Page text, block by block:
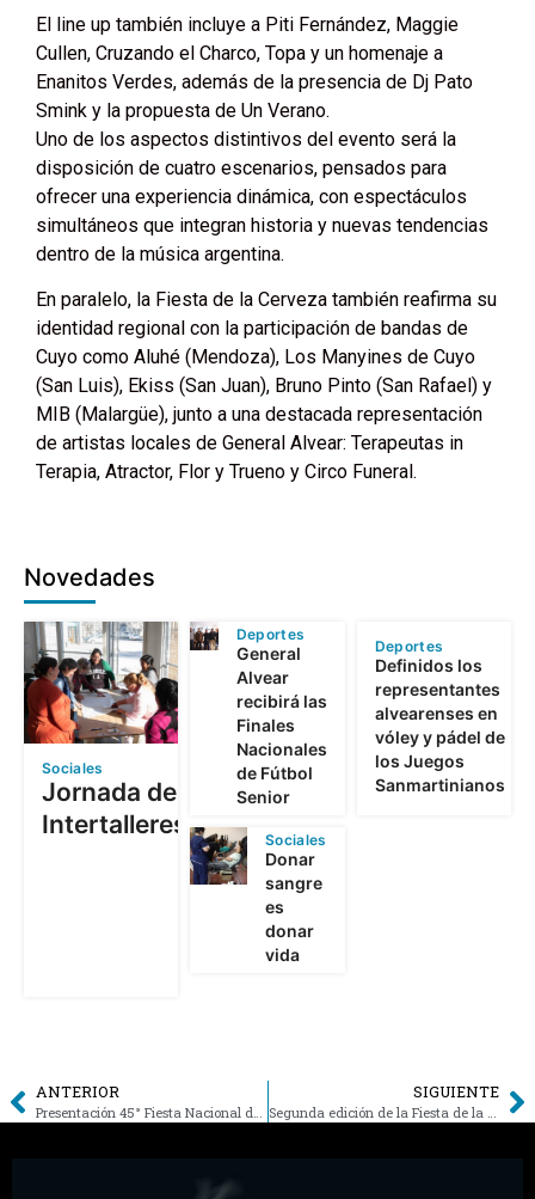
El line up también incluye a Piti Fernández, Maggie
Cullen, Cruzando el Charco, Topa y un homenaje a
Enanitos Verdes, además de la presencia de Dj Pato
Smink y la propuesta de Un Verano.
Uno de los aspectos distintivos del evento será la
disposición de cuatro escenarios, pensados para
ofrecer una experiencia dinámica, con espectáculos
simultáneos que integran historia y nuevas tendencias
dentro de la música argentina.
En paralelo, la Fiesta de la Cerveza también reafirma su
identidad regional con la participación de bandas de
Cuyo como Aluhé (Mendoza), Los Manyines de Cuyo
(San Luis), Ekiss (San Juan), Bruno Pinto (San Rafael) y
MIB (Malargüe), junto a una destacada representación
de artistas locales de General Alvear: Terapeutas in
Terapia, Atractor, Flor y Trueno y Circo Funeral.
Novedades
Sociales
Jornada de
Intertalleres
Deportes
General
Alvear
recibirá las
Finales
Nacionales
de Fútbol
Senior
Deportes
Definidos los
representantes
alvearenses en
vóley y pádel de
los Juegos
Sanmartinianos
Sociales
Donar
sangre
es
donar
vida
ANTERIOR
Presentación 45° Fiesta Nacional de la Ganadería
SIGUIENTE
Segunda edición de la Fiesta de la Cerveza del Sur Mendocino